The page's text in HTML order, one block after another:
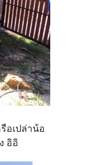
อเปล่าน้อ
อิอิ